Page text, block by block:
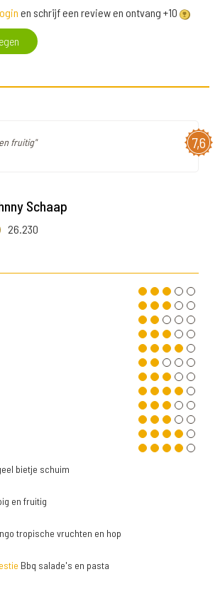
en schrijf een review en ontvang +10
7,6
fruitig"
Schaap
26.230
bietje schuim
en fruitig
tropische vruchten en hop
Bbq salade's en pasta